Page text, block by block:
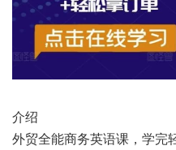
介绍
外贸全能商务英语课，学完